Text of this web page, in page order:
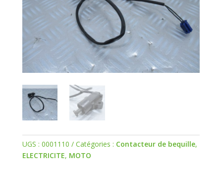
UGS : 0001110 Catégories : Contacteur de bequille,
ELECTRICITE, MOTO